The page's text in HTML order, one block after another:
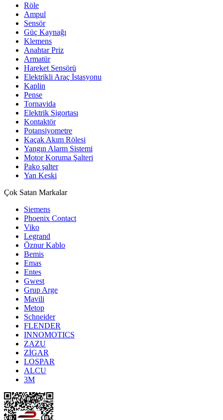
Röle
Ampul
Sensör
Güç Kaynağı
Klemens
Anahtar Priz
Armatür
Hareket Sensörü
Elektrikli Araç İstasyonu
Kaplin
Pense
Tornavida
Elektrik Sigortası
Kontaktör
Potansiyometre
Kaçak Akım Rölesi
Yangın Alarm Sistemi
Motor Koruma Şalteri
Pako şalter
Yan Keski
Çok Satan Markalar
Siemens
Phoenix Contact
Viko
Legrand
Öznur Kablo
Bemis
Emas
Entes
Gwest
Grup Arge
Mavili
Metop
Schneider
FLENDER
INNOMOTICS
ZAZU
ZİGAR
LOSPAR
ALCU
3M